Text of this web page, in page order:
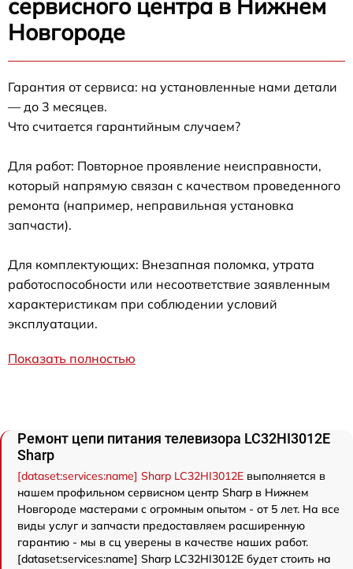
сервисного центра в Нижнем
Новгороде
Гарантия от сервиса: на установленные нами детали
— до 3 месяцев.
Что считается гарантийным случаем?
Для работ: Повторное проявление неисправности,
который напрямую связан с качеством проведенного
ремонта (например, неправильная установка
запчасти).
Для комплектующих: Внезапная поломка, утрата
работоспособности или несоответствие заявленным
характеристикам при соблюдении условий
эксплуатации.
Показать полностью
Ремонт цепи питания телевизора LC32HI3012E
Sharp
[dataset:services:name] Sharp LC32HI3012E выполняется в
нашем профильном сервисном центр Sharp в Нижнем
Новгороде мастерами с огромным опытом - от 5 лет. На все
виды услуг и запчасти предоставляем расширенную
гарантию - мы в сц уверены в качестве наших работ.
[dataset:services:name] Sharp LC32HI3012E будет стоить на